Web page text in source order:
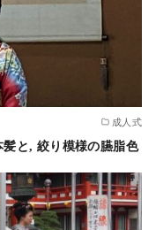
成人式
と, 絞り模様の臙脂色